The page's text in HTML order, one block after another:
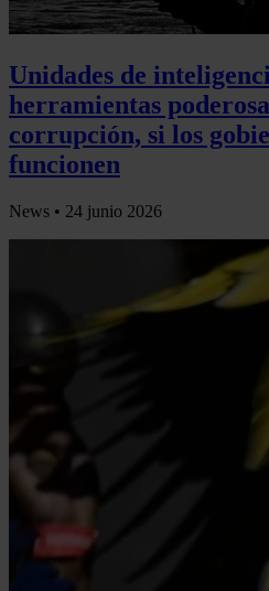
Unidades de
herramientas
corrupción, si los
funcionen
News • 24 junio 2026